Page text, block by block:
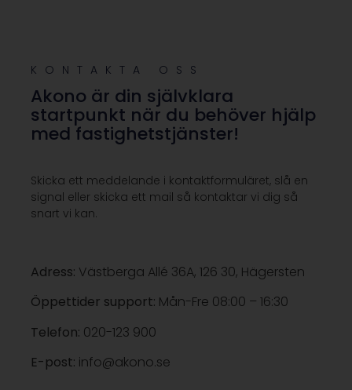
KONTAKTA OSS
Akono är din självklara
startpunkt när du behöver hjälp
med fastighetstjänster!
Skicka ett meddelande i kontaktformuläret, slå en
signal eller skicka ett mail så kontaktar vi dig så
snart vi kan.
Adress: Västberga Allé 36A, 126 30, Hägersten
Öppettider support: Mån-Fre 08:00 – 16:30
Telefon: 020-123 900
E-post: info@akono.se